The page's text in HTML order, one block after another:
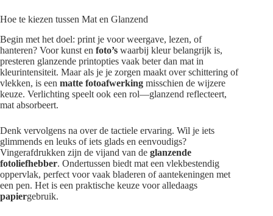
Hoe te kiezen tussen Mat en Glanzend
Begin met het doel: print je voor weergave, lezen, of
hanteren? Voor kunst en foto’s waarbij kleur belangrijk is,
presteren glanzende printopties vaak beter dan mat in
kleurintensiteit. Maar als je je zorgen maakt over schittering of
vlekken, is een matte fotoafwerking misschien de wijzere
keuze. Verlichting speelt ook een rol—glanzend reflecteert,
mat absorbeert.
Denk vervolgens na over de tactiele ervaring. Wil je iets
glimmends en leuks of iets glads en eenvoudigs?
Vingerafdrukken zijn de vijand van de glanzende
fotoliefhebber. Ondertussen biedt mat een vlekbestendig
oppervlak, perfect voor vaak bladeren of aantekeningen met
een pen. Het is een praktische keuze voor alledaags
papiergebruik.